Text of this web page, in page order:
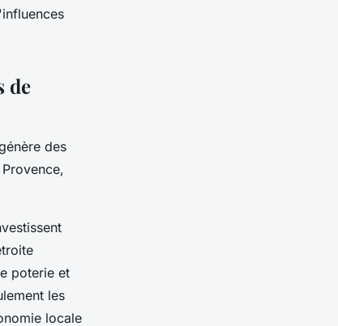
de
des
poterie et
les
locale